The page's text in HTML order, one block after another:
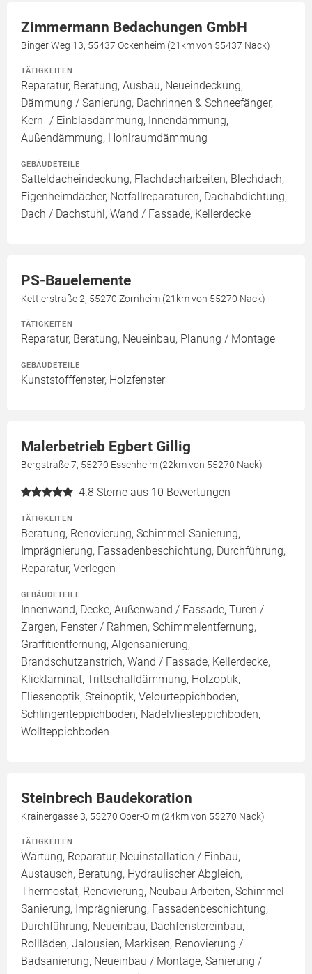
Zimmermann Bedachungen GmbH
Binger Weg 13, 55437 Ockenheim (21km von 55437 Nack)
TÄTIGKEITEN
Reparatur, Beratung, Ausbau, Neueindeckung,
Dämmung / Sanierung, Dachrinnen & Schneefänger,
Kern- / Einblasdämmung, Innendämmung,
Außendämmung, Hohlraumdämmung
GEBÄUDETEILE
Satteldacheindeckung, Flachdacharbeiten, Blechdach,
Eigenheimdächer, Notfallreparaturen, Dachabdichtung,
Dach / Dachstuhl, Wand / Fassade, Kellerdecke
PS-Bauelemente
Kettlerstraße 2, 55270 Zornheim (21km von 55270 Nack)
TÄTIGKEITEN
Reparatur, Beratung, Neueinbau, Planung / Montage
GEBÄUDETEILE
Kunststofffenster, Holzfenster
Malerbetrieb Egbert Gillig
Bergstraße 7, 55270 Essenheim (22km von 55270 Nack)
4.8 Sterne aus 10 Bewertungen
TÄTIGKEITEN
Beratung, Renovierung, Schimmel-Sanierung,
Imprägnierung, Fassadenbeschichtung, Durchführung,
Reparatur, Verlegen
GEBÄUDETEILE
Innenwand, Decke, Außenwand / Fassade, Türen /
Zargen, Fenster / Rahmen, Schimmelentfernung,
Graffitientfernung, Algensanierung,
Brandschutzanstrich, Wand / Fassade, Kellerdecke,
Klicklaminat, Trittschalldämmung, Holzoptik,
Fliesenoptik, Steinoptik, Velourteppichboden,
Schlingenteppichboden, Nadelvliesteppichboden,
Wollteppichboden
Steinbrech Baudekoration
Krainergasse 3, 55270 Ober-Olm (24km von 55270 Nack)
TÄTIGKEITEN
Wartung, Reparatur, Neuinstallation / Einbau,
Austausch, Beratung, Hydraulischer Abgleich,
Thermostat, Renovierung, Neubau Arbeiten, Schimmel-
Sanierung, Imprägnierung, Fassadenbeschichtung,
Durchführung, Neueinbau, Dachfenstereinbau,
Rollläden, Jalousien, Markisen, Renovierung /
Badsanierung, Neueinbau / Montage, Sanierung /